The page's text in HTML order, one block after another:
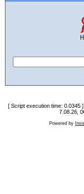
[ Script execution time:
7.08.26,
Powered by